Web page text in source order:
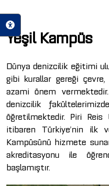
Yeşil Kampüs
Dünya denizcilik eğitimi
gibi kurallar gereği
azami önem
denizcilik
öğretilmektedir. Piri Reis
itibaren Türkiye’nin ilk
Kampüsünü hizmete
akreditasyonu ile
başlamıştır.